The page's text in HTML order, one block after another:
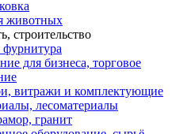
животных
строительство
для бизнеса, торговое
витражи и комплектующие
лесоматериалы
гранит